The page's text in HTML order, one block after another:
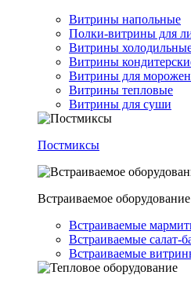
Витрины напольные
Полки-витрины для
Витрины
Витрины
Витрины для
Витрины тепловые
Витрины для суши
Постмиксы
Встраиваемое оборудование
Встраиваемые
Встраиваемые салат-
Встраиваемые